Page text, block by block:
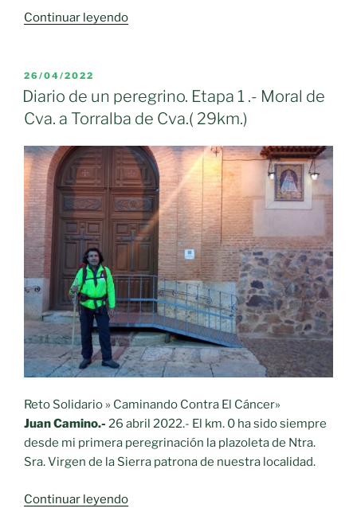
Continuar leyendo«La
Real
presenta
Quijote”
para
cuidar
y
promover
la
herencia
de Cervantes
y
El
Quijote»
PUBLICADO
EL
26/04/2022
Diario de un peregrino. Etapa 1 .- Moral de
Cva. a Torralba de Cva.( 29km.)
Reto Solidario » Caminando Contra El Cáncer»
Juan Camino.- 26 abril 2022.- El km. 0 ha sido siempre
desde mi primera peregrinación la plazoleta de Ntra.
Sra. Virgen de la Sierra patrona de nuestra localidad.
Continuar leyendo«Diario